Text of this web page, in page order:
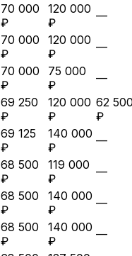
70 000
₽
120 000
₽
—
70 000
₽
120 000
₽
—
70 000
₽
75 000
₽
—
69 250
₽
120 000
₽
62
₽
69 125
₽
140 000
₽
—
68 500
₽
119 000
₽
—
68 500
₽
140 000
₽
—
68 500
₽
140 000
₽
—